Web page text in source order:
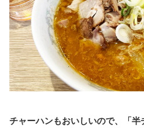
チャーハンもおいしいので、「